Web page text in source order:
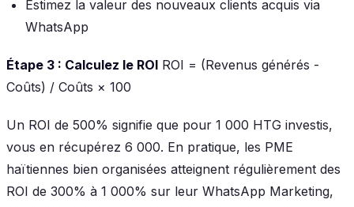
Estimez la valeur des nouveaux clients acquis via
WhatsApp
Étape 3 : Calculez le ROI ROI = (Revenus générés -
Coûts) / Coûts × 100
Un ROI de 500% signifie que pour 1 000 HTG investis,
vous en récupérez 6 000. En pratique, les PME
haïtiennes bien organisées atteignent régulièrement des
ROI de 300% à 1 000% sur leur WhatsApp Marketing,